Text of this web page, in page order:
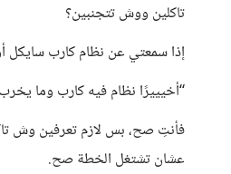
تاكلين ووش تتجنبين؟
إذا سمعتي عن نظام كارب سايكل
“أخيييرًا نظام فيه كارب وما
فأنتِ صح، بس لازم تعرفين وش
عشان تشتغل الخطة صح.